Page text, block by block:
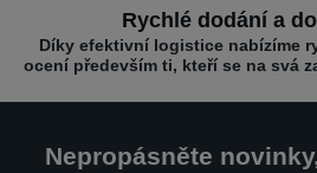
Rychlé dodání a
Díky efektivní logistice nabízíme
ocení především ti, kteří se na svá
Nepropásněte